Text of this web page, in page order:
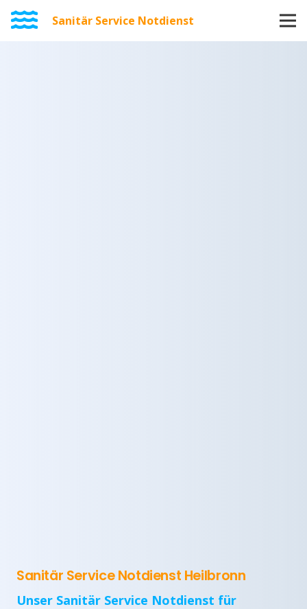
Sanitär Service Notdienst
Sanitär Service Notdienst Heilbronn
Unser Sanitär Service Notdienst für